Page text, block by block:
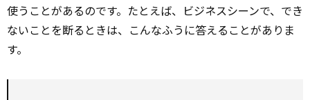
使うことがあるのです。たとえば、ビジネスシーンで、でき
ないことを断るときは、こんなふうに答えることがありま
す。